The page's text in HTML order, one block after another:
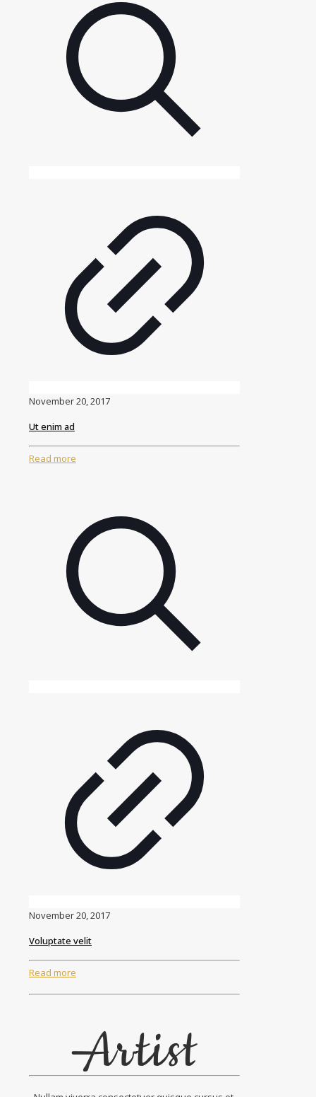
November 20, 2017
Ut enim ad
Read more
November 20, 2017
Voluptate velit
Read more